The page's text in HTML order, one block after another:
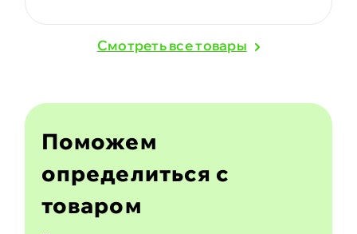
Cмотреть все товары
Поможем
определиться с
товаром